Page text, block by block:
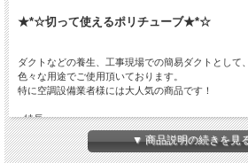
★*☆切って使えるポリチューブ★*☆
ダクトなどの養生、工事現場での簡易ダクトとして
色々な用途でご使用頂いております。
特に空調設備業者様には大人気の商品です！
■特長
筒状になったポリシートです。
規格が何種類もございますので、お選びください。
▼ 商品説明の続きを見